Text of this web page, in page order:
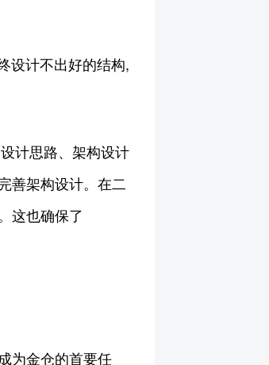
设计不出好的结构,
计思路、架构设计
善架构设计。在二
这也确保了
为金仓的首要任